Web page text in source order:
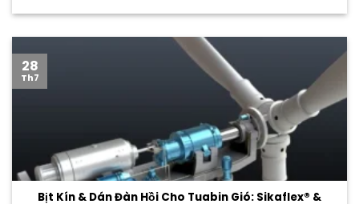
Bịt Kín & Dán Đàn Hồi Cho Tuabin Gió: Sikaflex® &
28
Th7